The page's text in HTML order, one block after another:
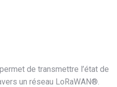
de transmettre l’état de
un réseau LoRaWAN®.